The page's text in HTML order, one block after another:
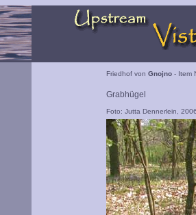
Friedhof von Gnojno - Item
Grabhügel
Foto: Jutta Dennerlein,